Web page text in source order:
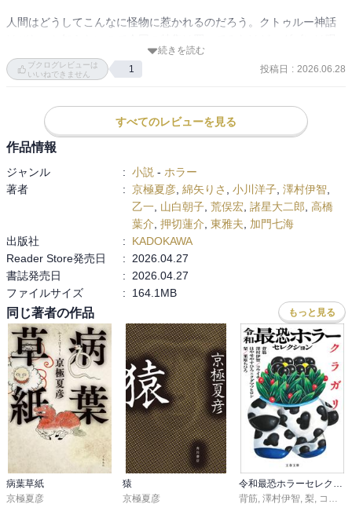
です。キツネにつままれたみたい。。
クトゥルーに関しては、正直よく分からないままです^_^
用語集とか色々噛み砕いた内容だったけど、頭に入ってこなかっ
人間はどうしてこんなに怪物に惹かれるのだろう。クトゥルー神話
術廻戦に出てきたので聞いたことあった。気づいてないだけで現代
の創作にかなり影響を与えているのかも。
神話の創作も普通だし。
昔のりぼんだとあり得ないなあと思ってたけど、ここに根っこがあ
ったのか。
続きを読む
ブクログレビューは
いいねできません
1 投稿日 : 2026.06.28
すべてのレビューを見る
作品情報
ジャンル : 小説 - ホラー
著者
: 京極夏彦, 綿矢りさ , 小川洋子, 澤村伊智,
乙一, 山白朝子, 荒俣宏, 諸星大二郎, 高橋
葉介, 押切蓮介, 東雅夫, 加門七海
出版社
:
KADOKAWA
Reader Store発売日
: 2026.04.27
書誌発売日
: 2026.04.27
ファイルサイズ
: 164.1MB
同じ著者の作品 もっと見る
病葉草紙
京極夏彦
猿
京極夏彦
背筋 澤村伊智 梨 コウイチ